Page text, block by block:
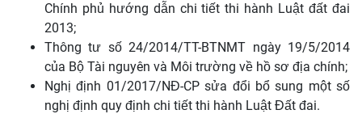
Chính phủ hướng dẫn chi tiết thi hành Luật đất đai
2013;
Thông tư số 24/2014/TT-BTNMT ngày 19/5/2014
của Bộ Tài nguyên và Môi trường về hồ sơ địa chính;
Nghị định 01/2017/NĐ-CP sửa đổi bổ sung một số
nghị định quy định chi tiết thi hành Luật Đất đai.